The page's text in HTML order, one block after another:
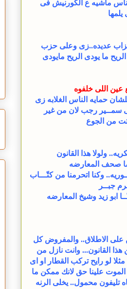
ماشيه ع الكورنيش فى
عديده..زى وعلى حزب
ما يودى الريح مايودى
عين اللى خلفوه
حمايه الناس الغلابه زى
سمــير رجب لان من غير
من الجوع
ولولا هذا القانون
صحف المعارضه
وكنا اتحرمنا من كتّـــاب
جبــر
ابو زيد وشيخ المعارضه
على الاطلاق.. والمفروض كل
القانون... وانت نازل من
مثلا لو رايح تركب القطار او اى
علينا حق لانك ممكن ما
تليفون محمول.. يخلى الرنه